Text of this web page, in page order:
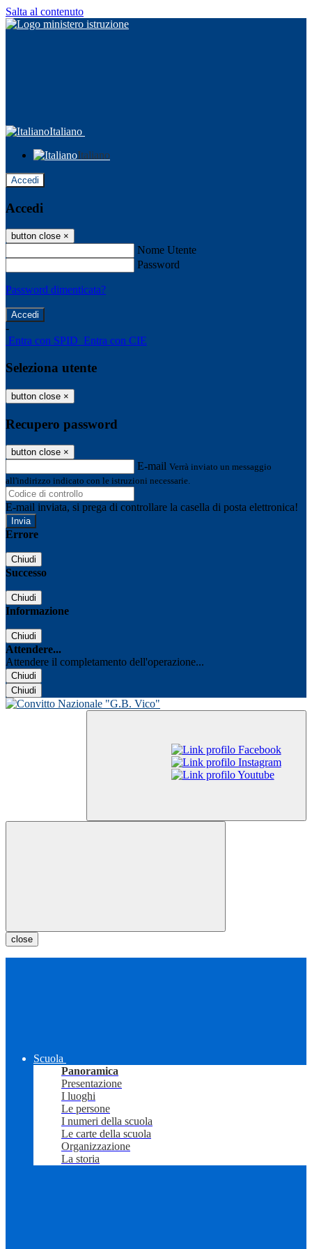
Salta al contenuto
Italiano
Italiano
Accedi
Accedi
button close ×
Nome Utente
Password
Password dimenticata?
-
Entra con SPID Entra con CIE
Seleziona utente
button close ×
Recupero password
button close ×
E-mail Verrà inviato un messaggio
all'indirizzo indicato con le istruzioni necessarie.
E-mail inviata, si prega di controllare la casella di posta elettronica!
Errore
Chiudi
Successo
Chiudi
Informazione
Chiudi
Attendere...
Attendere il completamento dell'operazione...
Chiudi
Chiudi
close
Scuola
Panoramica
Presentazione
I luoghi
Le persone
I numeri della scuola
Le carte della scuola
Organizzazione
La storia